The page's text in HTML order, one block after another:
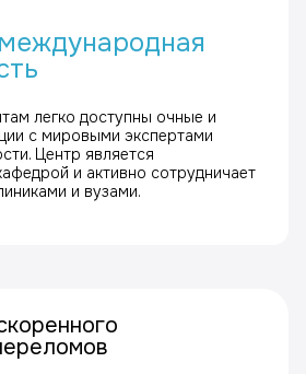
легко доступны очные и
с мировыми экспертами
Центр является
и активно сотрудничает
и вузами.